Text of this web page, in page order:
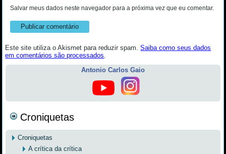
Salvar meus dados neste navegador para a próxima vez que eu comentar.
Este site utiliza o Akismet para reduzir spam.Saiba como seus dados
em comentários são processados
Antonio Carlos Gaio
Croniquetas
Croniquetas
A crítica da crítica